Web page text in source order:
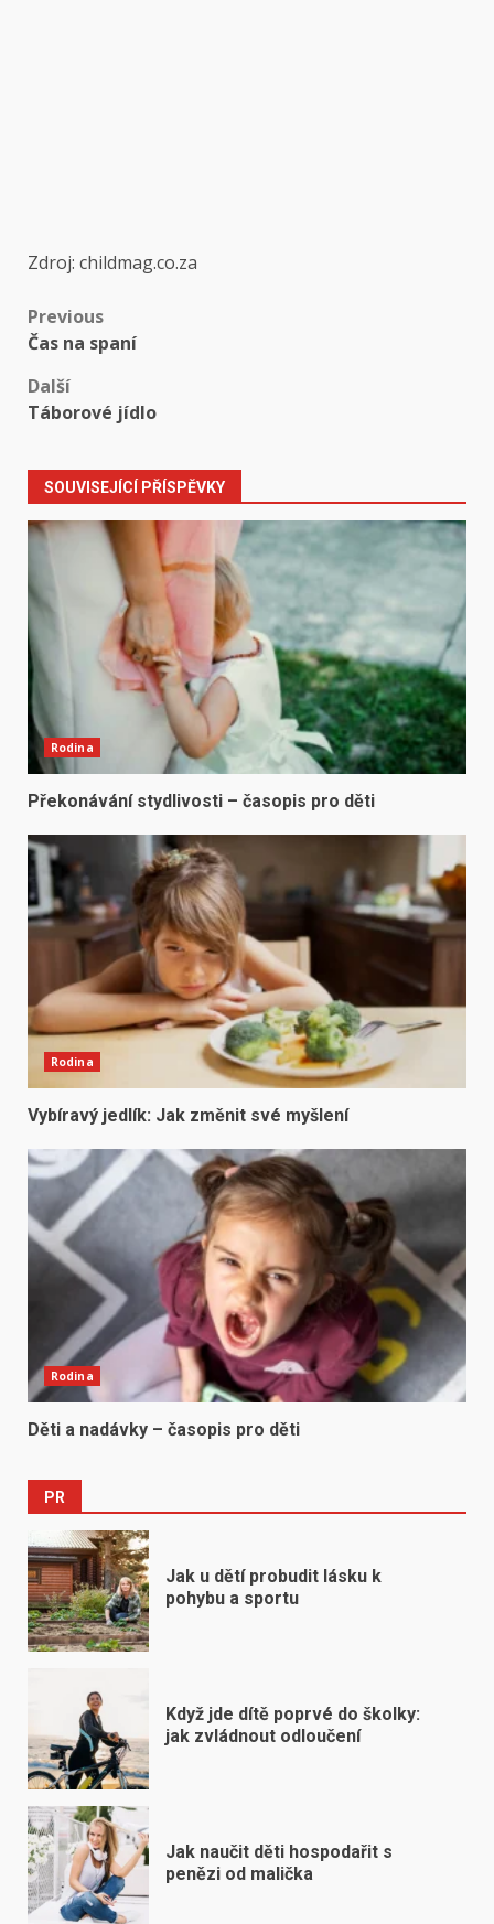
Zdroj: childmag.co.za
Post
navigation
Previous
Čas na spaní
Další
Táborové jídlo
SOUVISEJÍCÍ PŘÍSPĚVKY
Rodina
Překonávání stydlivosti – časopis pro děti
Rodina
Vybíravý jedlík: Jak změnit své myšlení
Rodina
Děti a nadávky – časopis pro děti
PR
Jak u dětí probudit lásku k
pohybu a sportu
Když jde dítě poprvé do školky:
jak zvládnout odloučení
Jak naučit děti hospodařit s
penězi od malička